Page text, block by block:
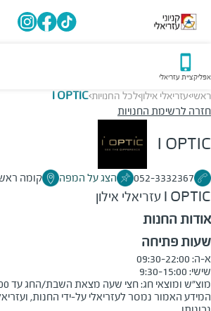
אפליקציית עזריאלי
ראשי>עזריאלי אילון>לכל החנויות>
I OPTIC
חזרה לרשימת החנויות
I OPTIC
052-3332367 הצג על המפה קומה
I OPTIC עזריאלי אילון
אודות החנות
שעות פתיחה
מוצ״ש ומוצאי חג: חצי שעה מצאת השבת/החג עד 23:00
המידע האמור נמסר לעזריאלי על-ידי החנות,